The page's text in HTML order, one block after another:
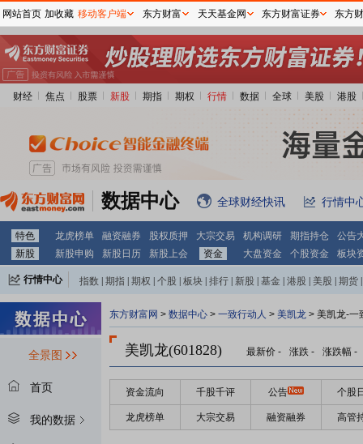
财经 焦点 股票 新股 期指 期权 行情 数据 全球 美股 港股
数据中心 全球财经快讯 行情中
特色 龙虎榜单 融资融券 股权质押 大宗交易 机构调研 期指持仓
公告
新股
新股申购 新股日历 新股上会 资金 大盘资金 个股资金 板块
行情中心 指数 期指 期权 个股 板块 排行 新股 基金 港股 美股 期货
全景图
首页
我的数据
东方财富网 > 数据中心 > 一致行动人 > 美凯龙 > 美凯龙-一
美凯龙(601828) 最新价 - 涨跌 - 涨跌幅 -
资金流向 千股千评 公告 个股
龙虎榜单 大宗交易 融资融券 高管
网站首页 加收藏 移动客户端 东方财富 天天基金网 东方财富证券 东方